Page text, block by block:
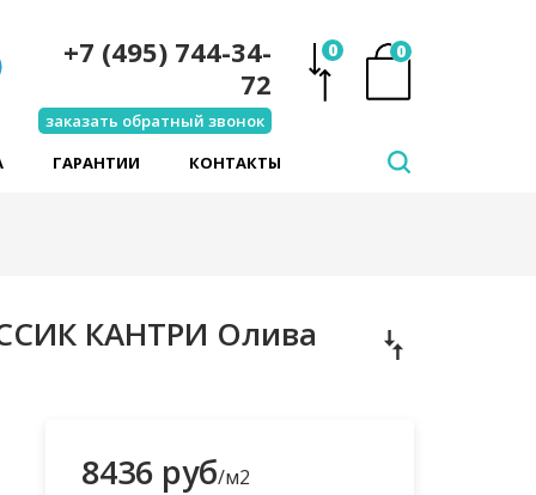
0
0
+7 (495) 744-34-
72
заказать обратный звонок
ГАРАНТИИ КОНТАКТЫ
КАНТРИ Олива
8436 руб/м2